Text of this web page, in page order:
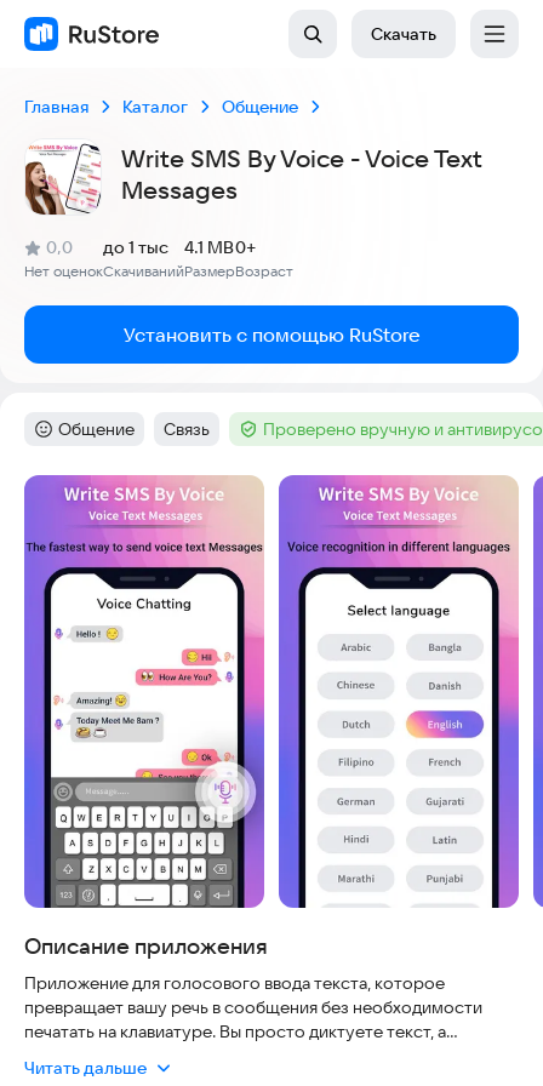
Скачать
Главная Каталог Общение
Write SMS By Voice - Voice Text
Messages
Рейтинг:
0,0
(
Нет оценок
)
Скачиваний
до 1 тыс
Размер
4.1 MB
Возраст
0+
Установить с помощью RuStore
Категория:
Общение Тег:
Связь Тег :Проверено вручную и
Скриншоты
Описание приложения
Приложение для голосового ввода текста, которое
превращает вашу речь в сообщения без необходимости
печатать на клавиатуре. Вы просто диктуете текст, а
Это идеальное решение для тех, кто хочет быстро
Читать дальше